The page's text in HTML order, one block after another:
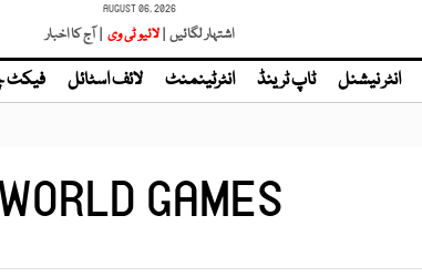
AUGUST 06, 2026
اشتہار لگائیں | | آج کا اخبار
انٹر نیشنل ٹاپ ٹرینڈ انٹرٹینمنٹ لائف اسٹائل
GAMES